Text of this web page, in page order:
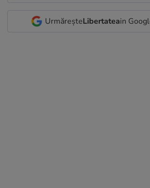
UrmăreșteLibertateain